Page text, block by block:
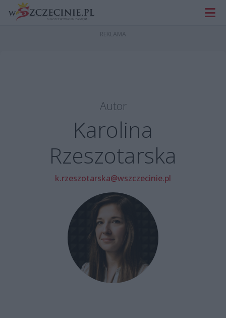
Autor
Karolina
Rzeszotarska
k.rzeszotarska@wszczecinie.pl